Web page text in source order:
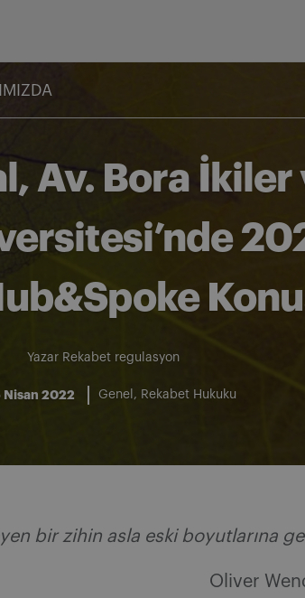
Av. Bora
Yazar Rekabet regulasyon
Nisan 2022 Genel Rekabet Hukuku
bir zihin asla eski boyutlarına
Oliver